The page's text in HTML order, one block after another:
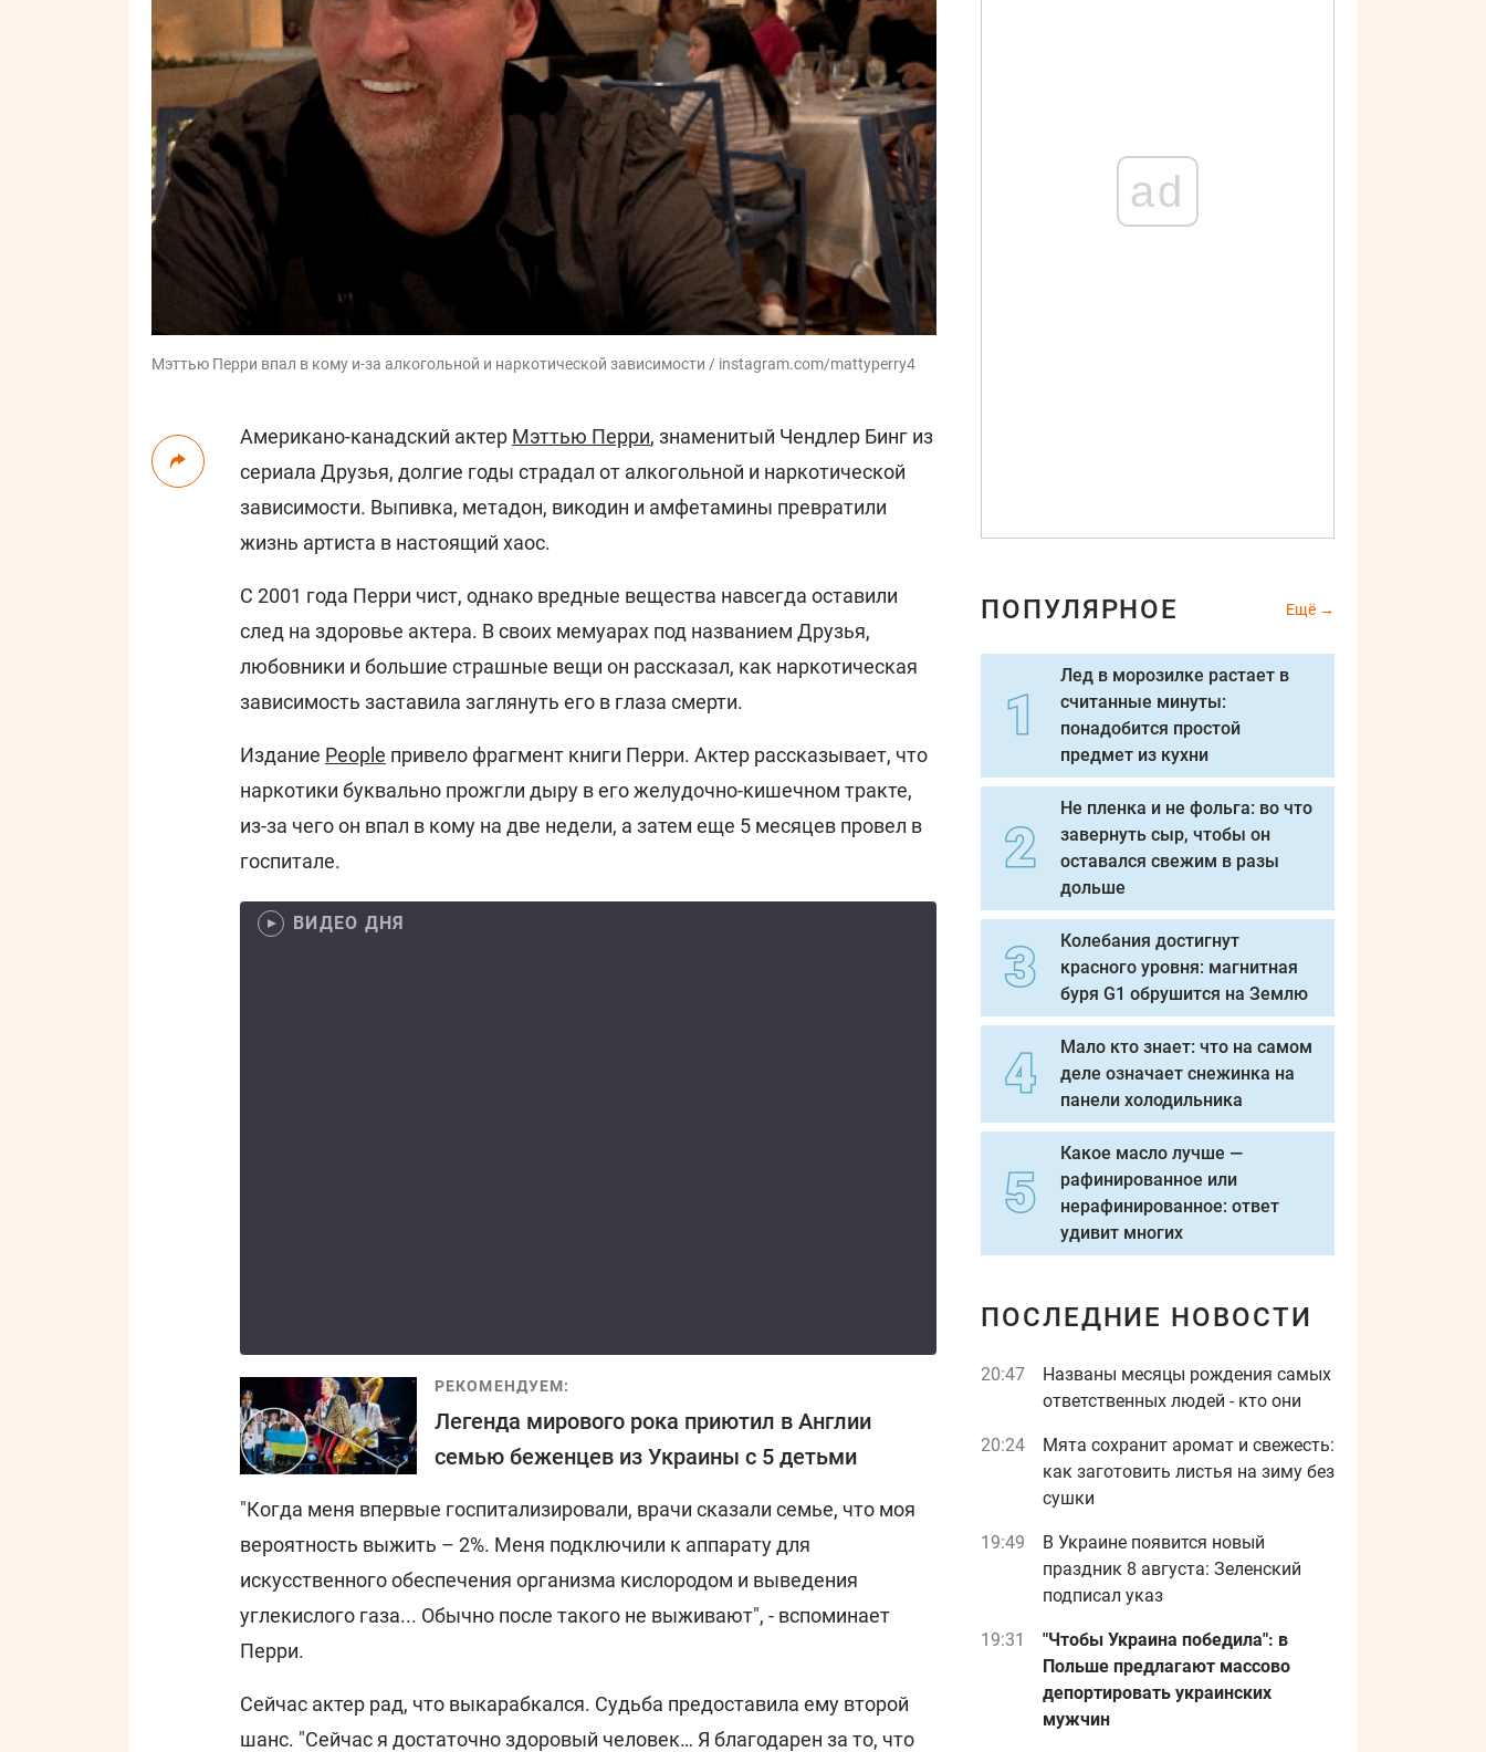
Мэттью Перри впал в кому и-за алкогольной и наркотической зависимости / instagram.com/mattyperry4
Американо-канадский актер Мэттью Перри, знаменитый Чендлер Бинг из
сериала Друзья, долгие годы страдал от алкогольной и наркотической
зависимости. Выпивка, метадон, викодин и амфетамины превратили
жизнь артиста в настоящий хаос.
С 2001 года Перри чист, однако вредные вещества навсегда оставили
след на здоровье актера. В своих мемуарах под названием Друзья,
любовники и большие страшные вещи он рассказал, как наркотическая
зависимость заставила заглянуть его в глаза смерти.
Издание People привело фрагмент книги Перри. Актер рассказывает, что
наркотики буквально прожгли дыру в его желудочно-кишечном тракте,
из-за чего он впал в кому на две недели, а затем еще 5 месяцев провел в
госпитале.
ВИДЕО ДНЯ
РЕКОМЕНДУЕМ:
Легенда мирового рока приютил в Англии
семью беженцев из Украины с 5 детьми
"Когда меня впервые госпитализировали, врачи сказали семье, что моя
вероятность выжить – 2%. Меня подключили к аппарату для
искусственного обеспечения организма кислородом и выведения
углекислого газа... Обычно после такого не выживают", - вспоминает
Перри.
Сейчас актер рад, что выкарабкался. Судьба предоставила ему второй
шанс. "Сейчас я достаточно здоровый человек… Я благодарен за то, что
ad
ПОПУЛЯРНОЕ Ещё
Лед в морозилке растает в
считанные минуты:
понадобится простой
предмет из кухни
Не пленка и не фольга: во что
завернуть сыр, чтобы он
оставался свежим в разы
дольше
Колебания достигнут
красного уровня: магнитная
буря G1 обрушится на Землю
Мало кто знает: что на самом
деле означает снежинка на
панели холодильника
Какое масло лучше —
рафинированное или
нерафинированное: ответ
удивит многих
ПОСЛЕДНИЕ НОВОСТИ
20:47
Названы месяцы рождения самых
ответственных людей - кто они
20:24
Мята сохранит аромат и свежесть:
как заготовить листья на зиму без
сушки
19:49
В Украине появится новый
праздник 8 августа: Зеленский
подписал указ
19:31
"Чтобы Украина победила": в
Польше предлагают массово
депортировать украинских
мужчин